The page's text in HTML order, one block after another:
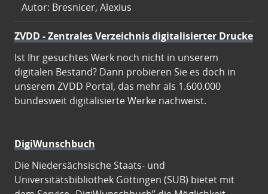
Autor: Bresnicer, Alexius
ZVDD - Zentrales Verzeichnis digitalisierter Drucke
Ist Ihr gesuchtes Werk noch nicht in unserem
digitalen Bestand? Dann probieren Sie es doch in
unserem ZVDD Portal, das mehr als 1.600.000
bundesweit digitalisierte Werke nachweist.
DigiWunschbuch
Die Niedersächsische Staats- und
Universitätsbibliothek Göttingen (SUB) bietet mit